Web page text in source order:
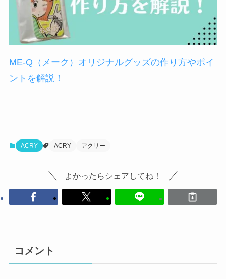
ME-Q（メーク）オリジナルグッズの作り方やポイ
ントを解説！
ACRY ACRY アクリー
よかったらシェアしてね！
コメント